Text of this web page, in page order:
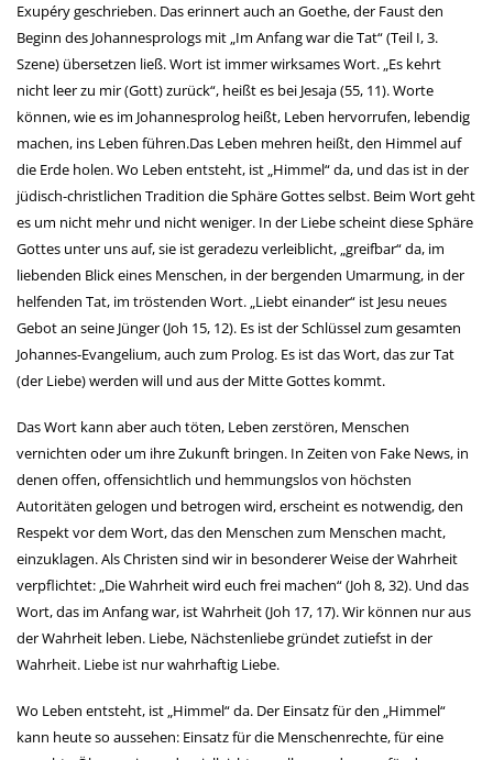
Exupéry geschrieben. Das erinnert auch an Goethe, der Faust den
Beginn des Johannesprologs mit „Im Anfang war die Tat“ (Teil I, 3.
Szene) übersetzen ließ. Wort ist immer wirksames Wort. „Es kehrt
nicht leer zu mir (Gott) zurück“, heißt es bei Jesaja (55, 11). Worte
können, wie es im Johannesprolog heißt, Leben hervorrufen, lebendig
machen, ins Leben führen.Das Leben mehren heißt, den Himmel auf
die Erde holen. Wo Leben entsteht, ist „Himmel“ da, und das ist in der
jüdisch-christlichen Tradition die Sphäre Gottes selbst. Beim Wort geht
es um nicht mehr und nicht weniger. In der Liebe scheint diese Sphäre
Gottes unter uns auf, sie ist geradezu verleiblicht, „greifbar“ da, im
liebenden Blick eines Menschen, in der bergenden Umarmung, in der
helfenden Tat, im tröstenden Wort. „Liebt einander“ ist Jesu neues
Gebot an seine Jünger (Joh 15, 12). Es ist der Schlüssel zum gesamten
Johannes-Evangelium, auch zum Prolog. Es ist das Wort, das zur Tat
(der Liebe) werden will und aus der Mitte Gottes kommt.
Das Wort kann aber auch töten, Leben zerstören, Menschen
vernichten oder um ihre Zukunft bringen. In Zeiten von Fake News, in
denen offen, offensichtlich und hemmungslos von höchsten
Autoritäten gelogen und betrogen wird, erscheint es notwendig, den
Respekt vor dem Wort, das den Menschen zum Menschen macht,
einzuklagen. Als Christen sind wir in besonderer Weise der Wahrheit
verpflichtet: „Die Wahrheit wird euch frei machen“ (Joh 8, 32). Und das
Wort, das im Anfang war, ist Wahrheit (Joh 17, 17). Wir können nur aus
der Wahrheit leben. Liebe, Nächstenliebe gründet zutiefst in der
Wahrheit. Liebe ist nur wahrhaftig Liebe.
Wo Leben entsteht, ist „Himmel“ da. Der Einsatz für den „Himmel“
kann heute so aussehen: Einsatz für die Menschenrechte, für eine